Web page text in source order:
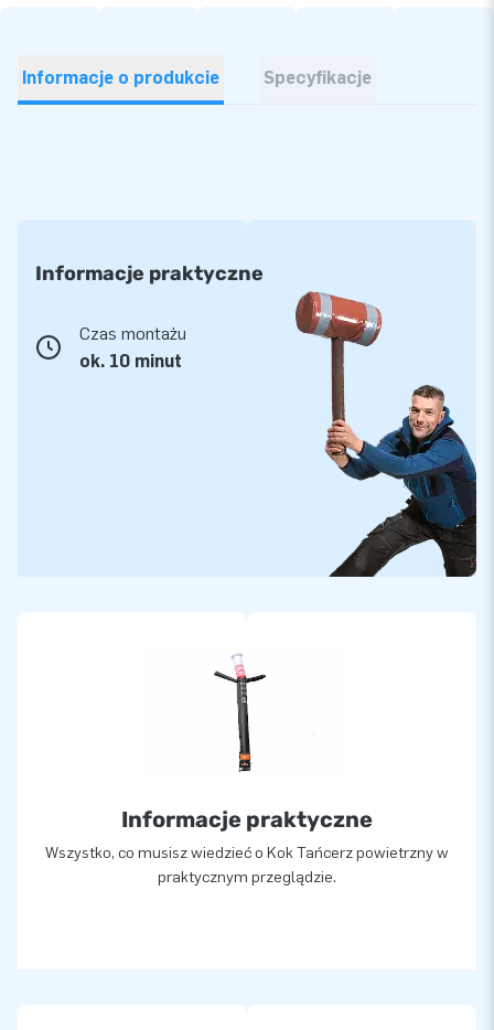
Informacje o produkcie Specyfikacje
Informacje praktyczne
Czas montażu
ok. 10 minut
Informacje praktyczne
Wszystko, co musisz wiedzieć o Kok Tańcerz powietrzny w
praktycznym przeglądzie.